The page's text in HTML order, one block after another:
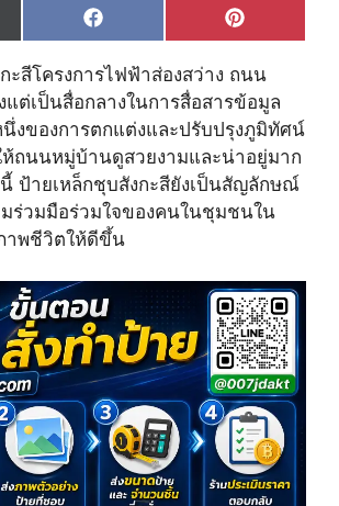
Share
on
F
a
c
e
b
o
k
Share
on
P
i
t
e
e
s
t
ะสีโครงการไฟฟ้าส่องสว่าง ถนน
แต่เป็นสื่อกลางในการสื่อสารข้อมูล
งของการตกแต่งและปรับปรุงภูมิทัศน์
ถนนหมู่บ้านดูสวยงามและน่าอยู่มาก
ป้ายเหล็กชุบสังกะสียังเป็นสัญลักษณ์
ร่วมมือร่วมใจของคนในชุมชนใน
พชีวิตให้ดีขึ้น